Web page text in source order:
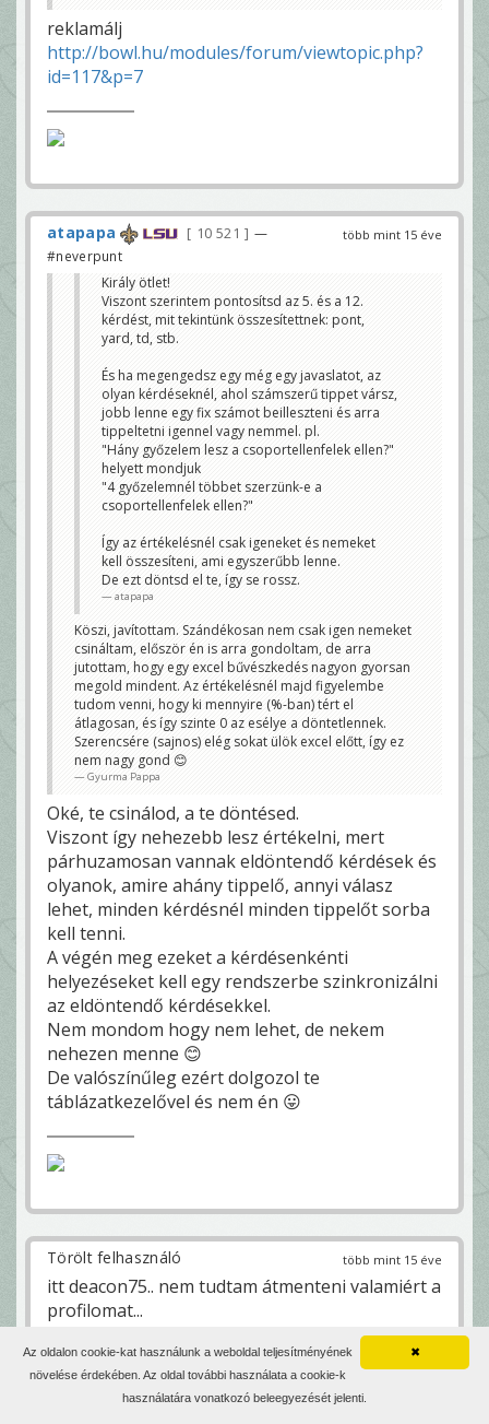
reklamálj
http://bowl.hu/modules/forum/viewtopic.php?
id=117&p=7
több mint 15 éve
atapapa 10 521
—
#neverpunt
Király ötlet!
Viszont szerintem pontosítsd az 5. és a 12.
kérdést, mit tekintünk összesítettnek: pont,
yard, td, stb.
És ha megengedsz egy még egy javaslatot, az
olyan kérdéseknél, ahol számszerű tippet vársz,
jobb lenne egy fix számot beilleszteni és arra
tippeltetni igennel vagy nemmel. pl.
"Hány győzelem lesz a csoportellenfelek ellen?"
helyett mondjuk
"4 győzelemnél többet szerzünk-e a
csoportellenfelek ellen?"
Így az értékelésnél csak igeneket és nemeket
kell összesíteni, ami egyszerűbb lenne.
De ezt döntsd el te, így se rossz.
atapapa
Köszi, javítottam. Szándékosan nem csak igen nemeket
csináltam, először én is arra gondoltam, de arra
jutottam, hogy egy excel bűvészkedés nagyon gyorsan
megold mindent. Az értékelésnél majd figyelembe
tudom venni, hogy ki mennyire (%-ban) tért el
átlagosan, és így szinte 0 az esélye a döntetlennek.
Szerencsére (sajnos) elég sokat ülök excel előtt, így ez
nem nagy gond 😊
Gyurma Pappa
Oké, te csinálod, a te döntésed.
Viszont így nehezebb lesz értékelni, mert
párhuzamosan vannak eldöntendő kérdések és
olyanok, amire ahány tippelő, annyi válasz
lehet, minden kérdésnél minden tippelőt sorba
kell tenni.
A végén meg ezeket a kérdésenkénti
helyezéseket kell egy rendszerbe szinkronizálni
az eldöntendő kérdésekkel.
Nem mondom hogy nem lehet, de nekem
nehezen menne 😊
De valószínűleg ezért dolgozol te
táblázatkezelővel és nem én 😛
több mint 15 éve
Törölt felhasználó
itt deacon75.. nem tudtam átmenteni valamiért a
profilomat...
több mint 15 éve
Gyurma Pappa 16 177
—
✖
Az oldalon cookie-kat használunk a weboldal teljesítményének
növelése érdekében. Az oldal további használata a cookie-k
használatára vonatkozó beleegyezését jelenti.